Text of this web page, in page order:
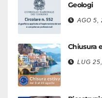
Geologi
AGO 5,
Chiusura
LUG